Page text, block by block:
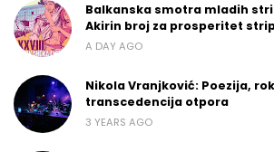
Balkanska smotra mladih
Akirin broj za prosperitet
A DAY AGO
Nikola Vranjković: Poezija,
transcedencija otpora
3 YEARS AGO